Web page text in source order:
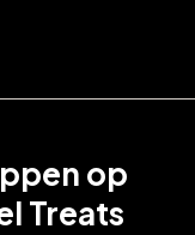
op
Treats